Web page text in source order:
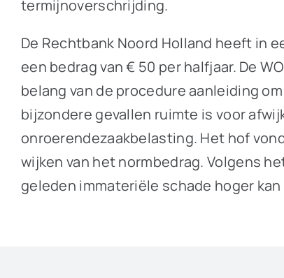
termijnoverschrijding.
De Rechtbank Noord Holland heeft in
een bedrag van € 50 per halfjaar. De
belang van de procedure aanleiding
bijzondere gevallen ruimte is voor
onroerendezaakbelasting. Het hof
wijken van het normbedrag. Volgens
geleden immateriële schade hoger